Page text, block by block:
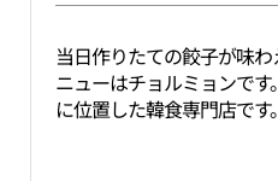
当日作りたての餃子が味
ニューはチョルミョンで
に位置した韓食専門店です。